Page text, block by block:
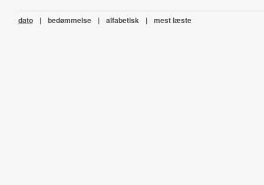
dato | bedømmelse | alfabetisk | mest læste